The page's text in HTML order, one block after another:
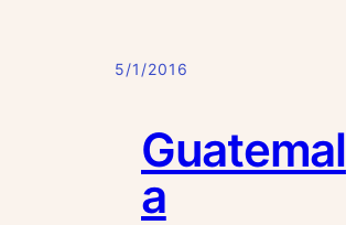
5/1/2016
Guatemal
a